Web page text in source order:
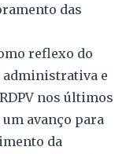
das
reflexo do
administrativa e
nos últimos
avanço para
da